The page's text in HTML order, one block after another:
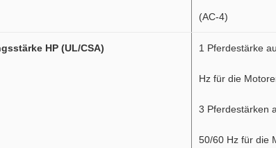
(AC-4)
HP (UL/CSA) 1 Pferdestärke
Hz für die
3 Pferdestärken
50/60 Hz für die